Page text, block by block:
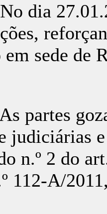
sede de
judiciárias
n.º 2 do
112-A/